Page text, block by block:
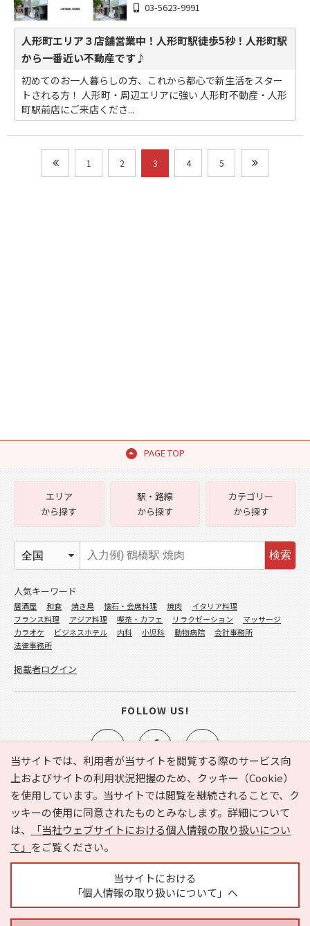
03-5623-9991
人形町エリア３店舗営業中！人形町駅徒歩5秒！人形町駅
から一番近い不動産です♪
初めてのお一人暮らしの方、これから都心で新生活をスター
トされる方！ 人形町・周辺エリアに強い 人形町不動産・人形
町駅前店にご来店くださ...
1 2 3 4 5
PAGE TOP
当サイトでは、利用者が当サイトを閲覧する際のサービス向
上およびサイトの利用状況把握のため、クッキー（Cookie）
を使用しています。当サイトでは閲覧を継続されることで、ク
ッキーの使用に同意されたものとみなします。詳細について
は、
「当社ウェブサイトにおける個人情報の取り扱いについ
て」 をご覧ください。
当サイトにおける
「個人情報の取り扱いについて」へ
e-NAVITA（イーナビタ）とは？ お気に入り
ヘルプ
利用規約
個人情報の取り扱いについて
運営会社
サイトマップ
広告掲載に関するお問い合わせ
エリア
から探す
駅・路線
から探す
カテゴリー
から探す
検索
人気キーワード
居酒屋 和食 焼き鳥 懐石・会席料理 焼肉
イタリア料理
フランス料理
アジア料理 喫茶・カフェ リラクゼーション
マッサージ
カラオケ
ビジネスホテル 内科 小児科 動物病院
会計事務所
法律事務所
掲載者ログイン
FOLLOW US!